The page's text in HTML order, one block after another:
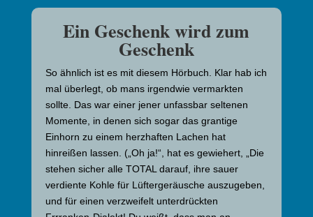
Ein Geschenk wird zum
Geschenk
So ähnlich ist es mit diesem Hörbuch. Klar hab ich
mal überlegt, ob mans irgendwie vermarkten
sollte. Das war einer jener unfassbar seltenen
Momente, in denen sich sogar das grantige
Einhorn zu einem herzhaften Lachen hat
hinreißen lassen. („Oh ja!“, hat es gewiehert, „Die
stehen sicher alle TOTAL darauf, ihre sauer
verdiente Kohle für Lüftergeräusche auszugeben,
und für einen verzweifelt unterdrückten